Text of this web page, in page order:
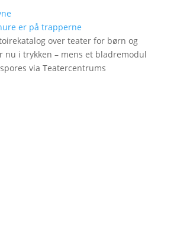
er på trapperne
over teater for børn og
nu i trykken – mens et bladremodul
via Teatercentrums